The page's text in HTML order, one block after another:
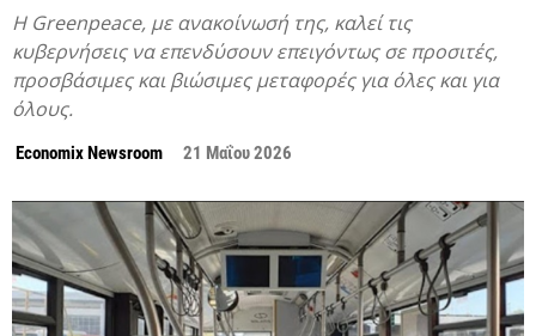
Η Greenpeace, με ανακοίνωσή της, καλεί τις
κυβερνήσεις να επενδύσουν επειγόντως σε προσιτές,
προσβάσιμες και βιώσιμες μεταφορές για όλες και για
όλους.
Economix Newsroom 21 Μαΐου 2026